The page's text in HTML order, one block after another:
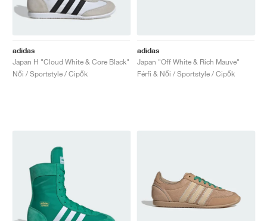
adidas
Japan H "Cloud White & Core Black"
Női / Sportstyle / Cipők
adidas
Japan "Off White & Rich Mauve"
Férfi & Női / Sportstyle / Cipők